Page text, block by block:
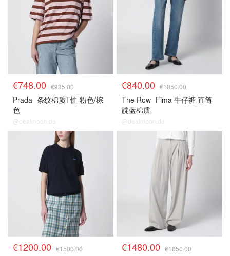
€748.00 €935.00
Prada 条纹棉质T恤 粉色/棕
色
@dealmoon.de
€840.00 €1050.00
The Row Fima 牛仔裤 直筒
靛蓝棉质
@dealmoon.de
€1200.00 €1500.00 €1480.00 €1850.00